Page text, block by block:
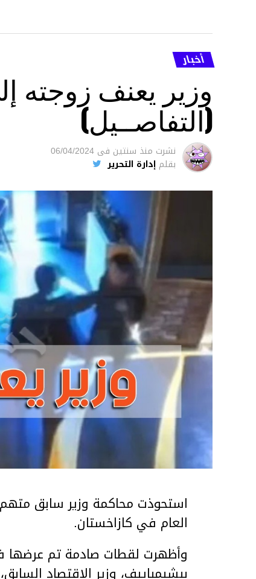
أخبار
وزير يعنف زوجته
(التفاصــيل)
نشرت منذ سنتين فى 06/04/2024
بقلم إدارة التحرير
استحوذت محاكمة وزير سابق
العام في كازاخستان.
وأظهرت لقطات صادمة تم عرضها
بيشيمباييف، وزير الاقتصاد